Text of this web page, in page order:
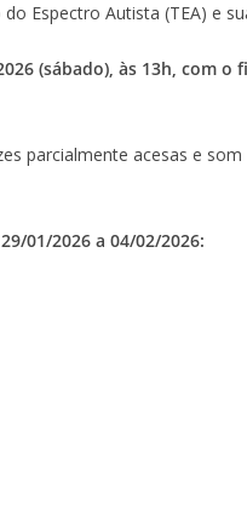
Espectro Autista (TEA) e
(sábado), às 13h, com o
parcialmente acesas e
01/2026 a 04/02/2026: